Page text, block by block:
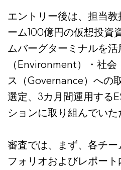
エントリー後は、担当
ーム100億円の仮想投資
ムバーグターミナルを
（Environment）・社
ス（Governance）への
選定、3カ月間運用する
ションに取り組んでいた
審査では、まず、各チ
フォリオおよびレポー